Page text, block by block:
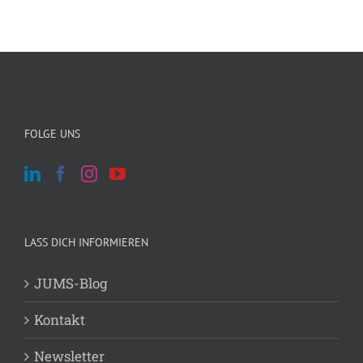
FOLGE UNS
LASS DICH INFORMIEREN
JUMS-Blog
Kontakt
Newsletter